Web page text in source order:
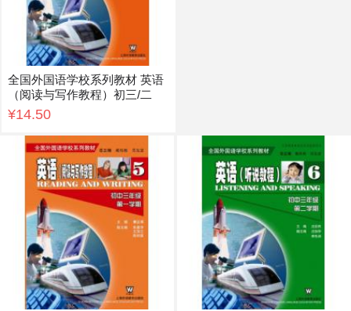
全国外国语学校系列教材 英语
（阅读与写作教程）初三/二
¥14.50